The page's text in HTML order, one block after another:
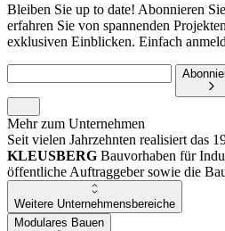
Bleiben Sie up to date! Abonnieren
erfahren Sie von spannenden
exklusiven Einblicken. Einfach
Mehr zum Unternehmen
Seit vielen Jahrzehnten realisiert das
KLEUSBERG Bauvorhaben für
öffentliche Auftraggeber sowie die
Weitere Unternehmensbereiche
Modulares Bauen